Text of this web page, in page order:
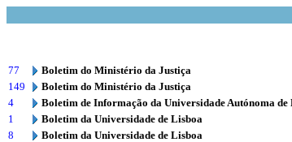
77
Boletim do Ministério da Justiça
149
Boletim do Ministério da Justiça
4
Boletim de Informação da Universidade Autónoma de
1
Boletim da Universidade de Lisboa
8
Boletim da Universidade de Lisboa